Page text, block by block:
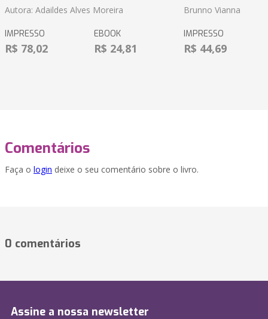
Autora: Adaildes Alves Moreira
IMPRESSO
R$ 78,02
EBOOK
R$ 24,81
Brunno Vianna
IMPRESSO
R$ 44,69
Comentários
Faça o login deixe o seu comentário sobre o livro.
0 comentários
Assine a nossa newsletter